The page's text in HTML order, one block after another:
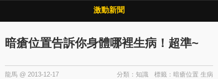
激動新聞
暗瘡位置告訴你身體哪裡生病！超準~
分類： 知識 標籤： 暗瘡位置 生病
龍馬 @ 2013-12-17
Copyright © 2026 ·激動新聞